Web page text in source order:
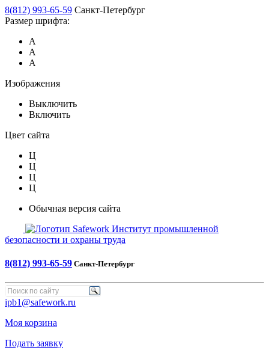
8(812) 993-65-59 Санкт-Петербург
Размер шрифта:
А
А
А
Изображения
Выключить
Включить
Цвет сайта
Ц
Ц
Ц
Ц
Обычная версия сайта
Safework Институт промышленной
безопасности и охраны труда
8(812) 993-65-59 Санкт-Петербург
ipb1@safework.ru
Моя корзина
Подать заявку